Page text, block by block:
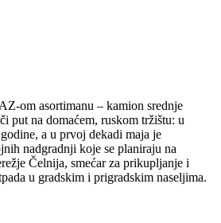
om asortimanu – kamion srednje
put na domaćem, ruskom tržištu: u
a u prvoj dekadi maja je
nadgradnji koje se planiraju na
Čelnija, smećar za prikupljanje i
u gradskim i prigradskim naseljima.